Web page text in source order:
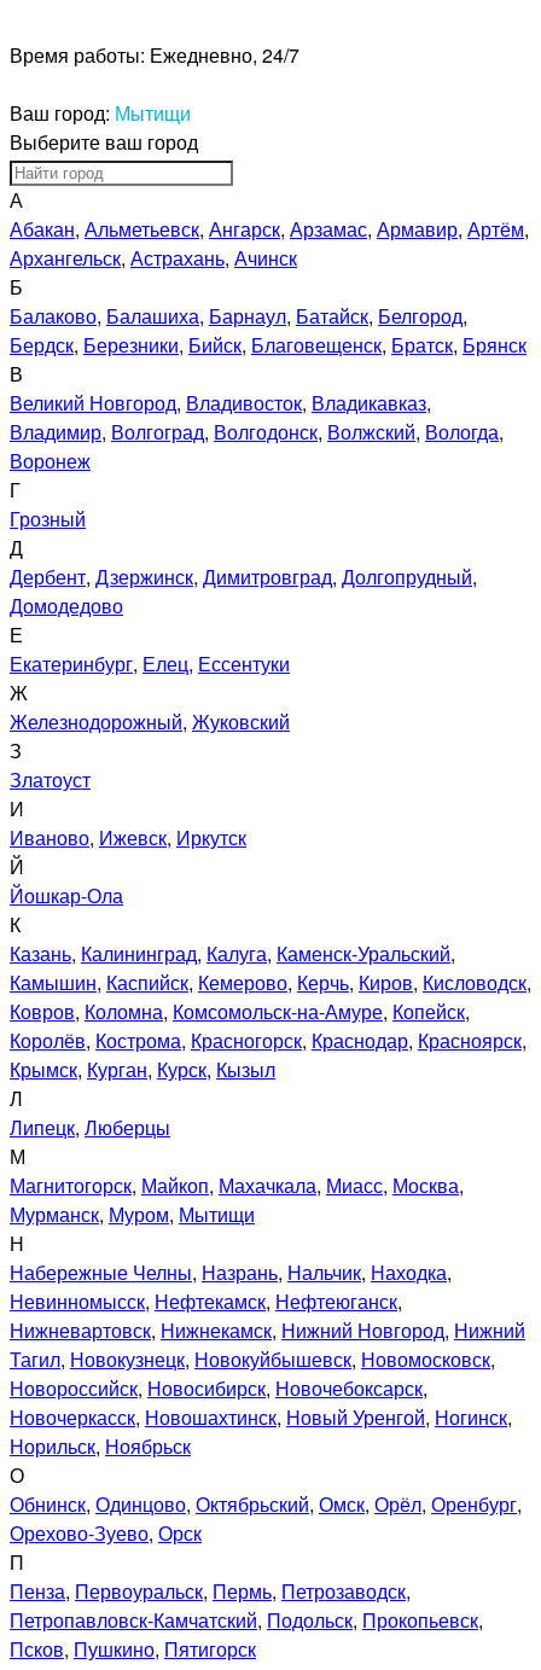
Время работы: Ежедневно, 24/7
Ваш город: Мытищи
Выберите ваш город
А
Абакан, Альметьевск, Ангарск, Арзамас, Армавир, Артём,
Архангельск, Астрахань, Ачинск
Б
Балаково, Балашиха, Барнаул, Батайск, Белгород,
Бердск, Березники, Бийск, Благовещенск, Братск, Брянск
В
Великий Новгород, Владивосток, Владикавказ,
Владимир, Волгоград, Волгодонск, Волжский, Вологда,
Воронеж
Г
Грозный
Д
Дербент, Дзержинск, Димитровград, Долгопрудный,
Домодедово
Е
Екатеринбург, Елец, Ессентуки
Ж
Железнодорожный, Жуковский
З
Златоуст
И
Иваново, Ижевск, Иркутск
Й
Йошкар-Ола
К
Казань, Калининград, Калуга, Каменск-Уральский,
Камышин, Каспийск, Кемерово, Керчь, Киров, Кисловодск,
Ковров, Коломна, Комсомольск-на-Амуре, Копейск,
Королёв, Кострома, Красногорск, Краснодар, Красноярск,
Крымск, Курган, Курск, Кызыл
Л
Липецк, Люберцы
М
Магнитогорск, Майкоп, Махачкала, Миасс, Москва,
Мурманск, Муром, Мытищи
Н
Набережные Челны, Назрань, Нальчик, Находка,
Невинномысск, Нефтекамск, Нефтеюганск,
Нижневартовск, Нижнекамск, Нижний Новгород, Нижний
Тагил, Новокузнецк, Новокуйбышевск, Новомосковск,
Новороссийск, Новосибирск, Новочебоксарск,
Новочеркасск, Новошахтинск, Новый Уренгой, Ногинск,
Норильск, Ноябрьск
О
Обнинск, Одинцово, Октябрьский, Омск, Орёл, Оренбург,
Орехово-Зуево, Орск
П
Пенза, Первоуральск, Пермь, Петрозаводск,
Петропавловск-Камчатский, Подольск, Прокопьевск,
Псков, Пушкино, Пятигорск